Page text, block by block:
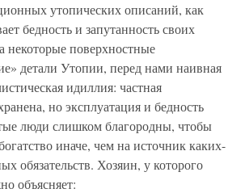
утопических описаний, как
бедность и запутанность своих
некоторые поверхностные
детали Утопии, перед нами наивная
идиллия: частная
но эксплуатация и бедность
люди слишком благородны, чтобы
иначе, чем на источник каких-
обязательств. Хозяин, у которого
объясняет: